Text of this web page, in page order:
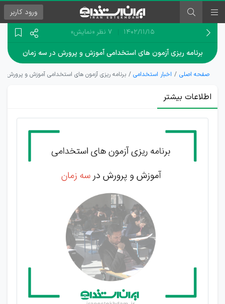
ورود کاربر
۱۴۰۲/۱۱/۱۵ 7 نظر «نمایش»
برنامه ریزی آزمون‌ های استخدامی آموزش و پرورش در سه زمان
صفحه اصلی اخبار استخدامی برنامه ریزی آزمون‌ های استخدامی آموزش و پرورش
اطلاعات بیشتر